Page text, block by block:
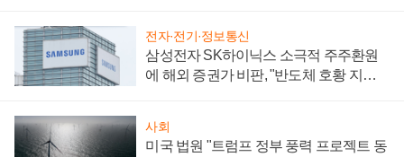
전자·전기·정보통신
삼성전자 SK하이닉스 소극적 주주환원
에 해외 증권가 비판, "반도체 호황 지속
사회
미국 법원 "트럼프 정부 풍력 프로젝트 동